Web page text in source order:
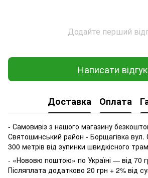
Додайте перший
Написати відгук
Доставка Оплата
- Самовивіз з нашого магазину
Святошинський район - Борщагівка вул.
300 метрів від зупинки швидкісного
- «Нововю поштою» по Україні — від 70
Післяплата додатково 20 грн + 2% від